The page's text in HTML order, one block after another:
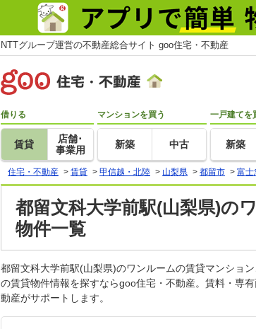
NTTグループ運営の不動産総合サイト goo住宅・不動産
借りる
賃貸
店舗･
事業用
マンションを買う
新築 中古
一戸建てを
新築
住宅・不動産 > 賃貸 > 甲信越・北陸 > 山梨県 > 都留市 > 富士
都留文科大学前駅(山梨県)の
物件一覧
都留文科大学前駅(山梨県)のワンルームの賃貸マンショ
の賃貸物件情報を探すならgoo住宅・不動産。賃料・専
動産がサポートします。